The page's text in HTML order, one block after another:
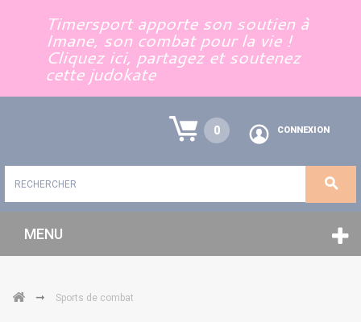
Timersport apporte son soutien à
Imane, son combat pour la vie !
Cliquez ici, partagez et soutenez
cette judokate
0 CONNEXION
MENU
➞ Sports de combat